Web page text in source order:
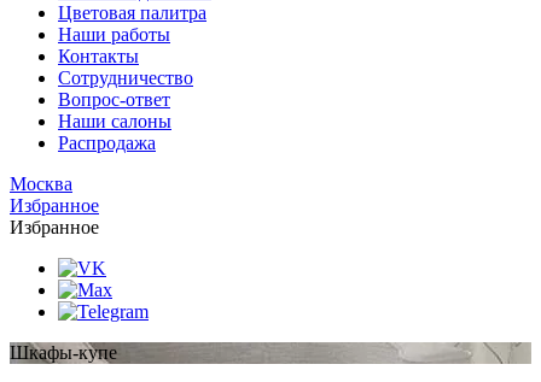
Цветовая палитра
Наши работы
Контакты
Сотрудничество
Вопрос-ответ
Наши салоны
Распродажа
Москва
Избранное
Избранное
Шкафы-купе